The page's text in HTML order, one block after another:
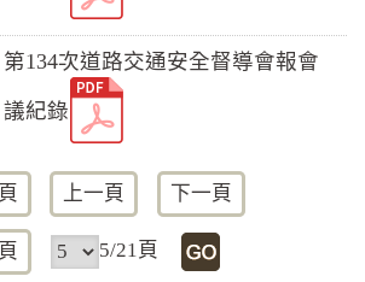
第134次道路交通安全督導會報會
議紀錄
上一頁 下一頁
5/21頁